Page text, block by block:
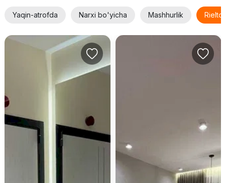
Yaqin-atrofda Narxi bo'yicha Mashhurlik